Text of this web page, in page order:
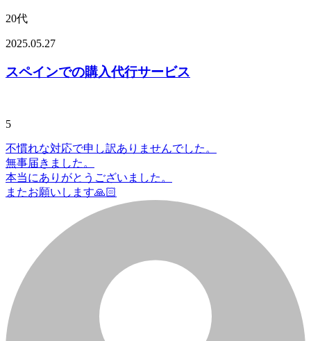
20代
2025.05.27
スペインでの購入代行サービス
5
不慣れな対応で申し訳ありませんでした。
無事届きました。
本当にありがとうございました。
またお願いします🙏🏻